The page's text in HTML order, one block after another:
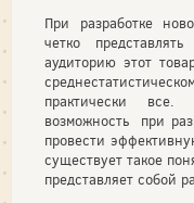
При разработке
четко
аудиторию этот
практически
возможность при
провести
существует такое
представляет собой